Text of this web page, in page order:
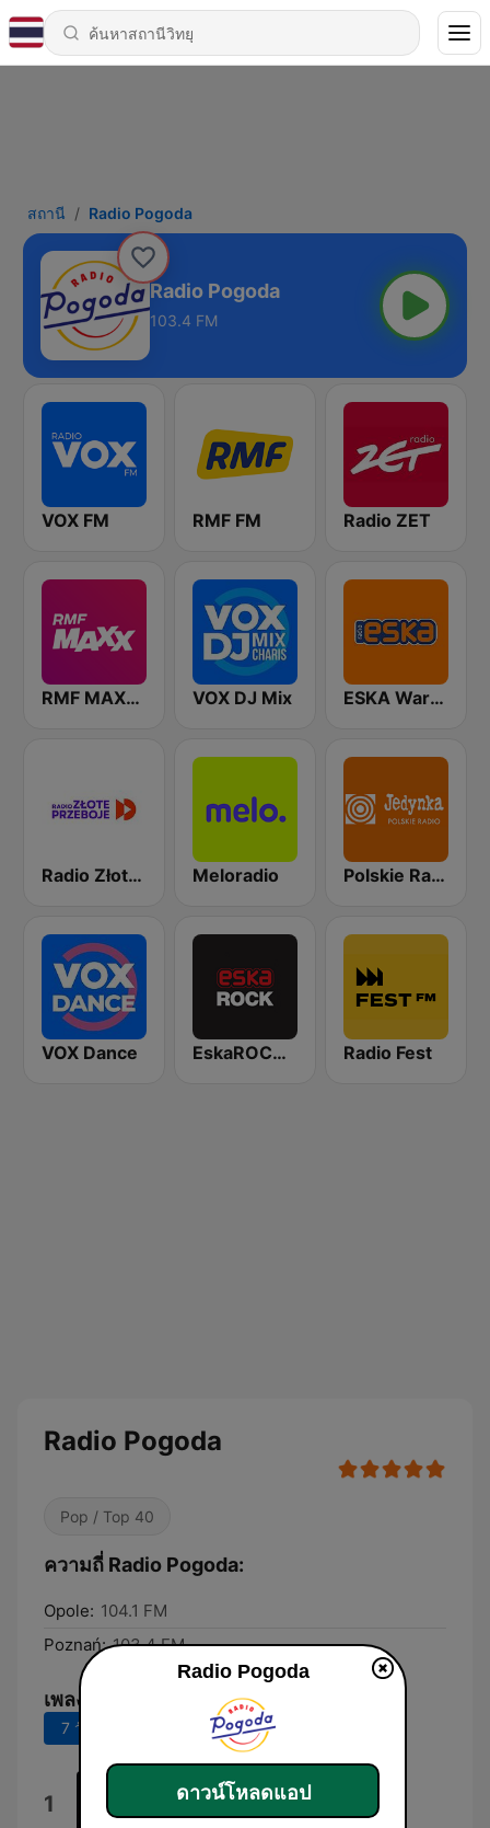
สถานี Radio Pogoda
Radio Pogoda
103.4 FM
VOX FM RMF FM Radio ZET
RMF MAXXX VOX DJ Mix ESKA Warszawa
Radio Złote Przeboje Meloradio Polskie Radio Program I (PR1) Jedynka
VOX Dance EskaROCK Warszawa Radio Fest
Radio Pogoda
Pop / Top 40
ความถี่ Radio Pogoda:
Opole: 104.1 FM
Poznań: 103.4 FM
เพลงยอดนิยม
7 วันที่ผ่านมา 30 วันที่ผ่านมา
1 Złote Święta
Zdzislawa Sosnicka
Radio Pogoda
ดาวน์โหลดแอป